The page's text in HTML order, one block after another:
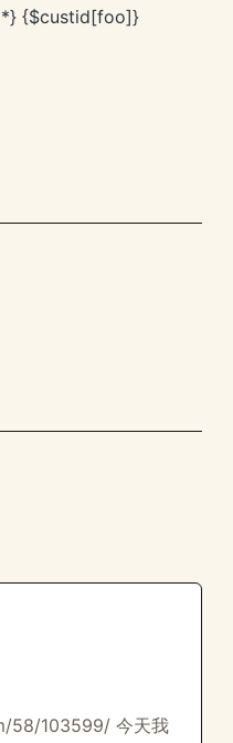
{$custid[foo]}
58/103599/ 今天我